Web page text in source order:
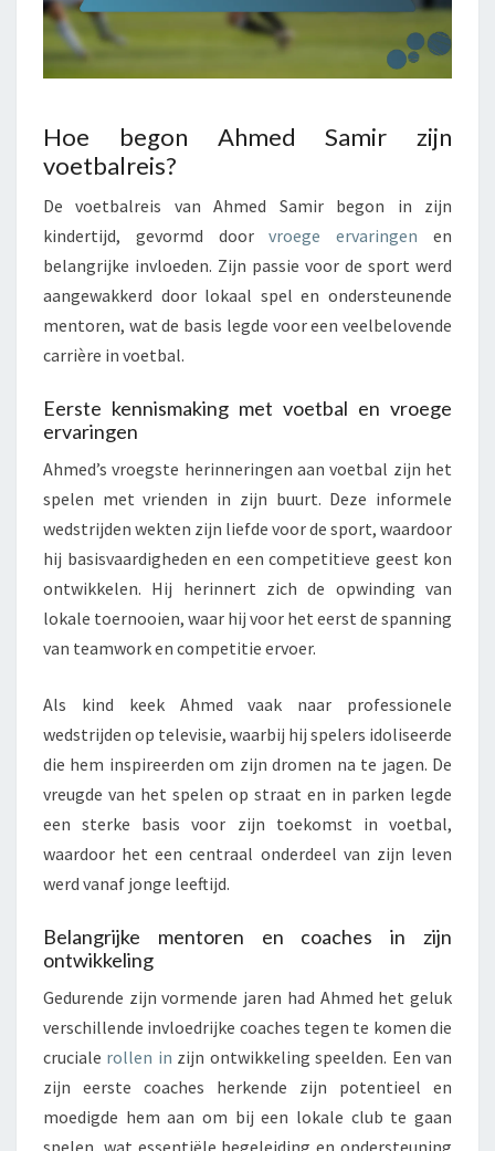
Hoe begon Ahmed Samir zijn
voetbalreis?
De voetbalreis van Ahmed Samir begon in zijn
kindertijd, gevormd doorvroege ervaringen en
belangrijke invloeden. Zijn passie voor de sport werd
aangewakkerd door lokaal spel en ondersteunende
mentoren, wat de basis legde voor een veelbelovende
carrière in voetbal.
Eerste kennismaking met voetbal en vroege
ervaringen
Ahmed’s vroegste herinneringen aan voetbal zijn het
spelen met vrienden in zijn buurt. Deze informele
wedstrijden wekten zijn liefde voor de sport, waardoor
hij basisvaardigheden en een competitieve geest kon
ontwikkelen. Hij herinnert zich de opwinding van
lokale toernooien, waar hij voor het eerst de spanning
van teamwork en competitie ervoer.
Als kind keek Ahmed vaak naar professionele
wedstrijden op televisie, waarbij hij spelers idoliseerde
die hem inspireerden om zijn dromen na te jagen. De
vreugde van het spelen op straat en in parken legde
een sterke basis voor zijn toekomst in voetbal,
waardoor het een centraal onderdeel van zijn leven
werd vanaf jonge leeftijd.
Belangrijke mentoren en coaches in zijn
ontwikkeling
Gedurende zijn vormende jaren had Ahmed het geluk
verschillende invloedrijke coaches tegen te komen die
cruciale rollen in zijn ontwikkeling speelden. Een van
zijn eerste coaches herkende zijn potentieel en
moedigde hem aan om bij een lokale club te gaan